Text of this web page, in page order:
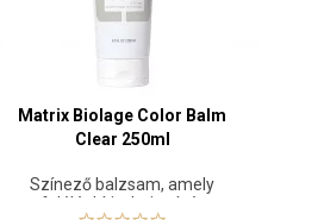
Matrix Biolage Color Balm
Clear 250ml
Színező balzsam, amely
felélénkíti a haj színét